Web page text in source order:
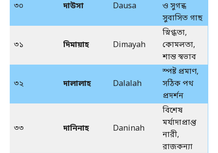
৩০ দাউসা Dausa
ও সুগন্ধ
সুবাসিত গাছ
৩১ দিমায়াহ Dimayah
স্নিগ্ধতা,
কোমলতা,
শান্ত স্বভাব
৩২ দালালাহ Dalalah
স্পষ্ট প্রমাণ,
সঠিক পথ
প্রদর্শন
৩৩ দানিনাহ Daninah
বিশেষ
মর্যাদাপ্রাপ্ত
নারী,
রাজকন্যা